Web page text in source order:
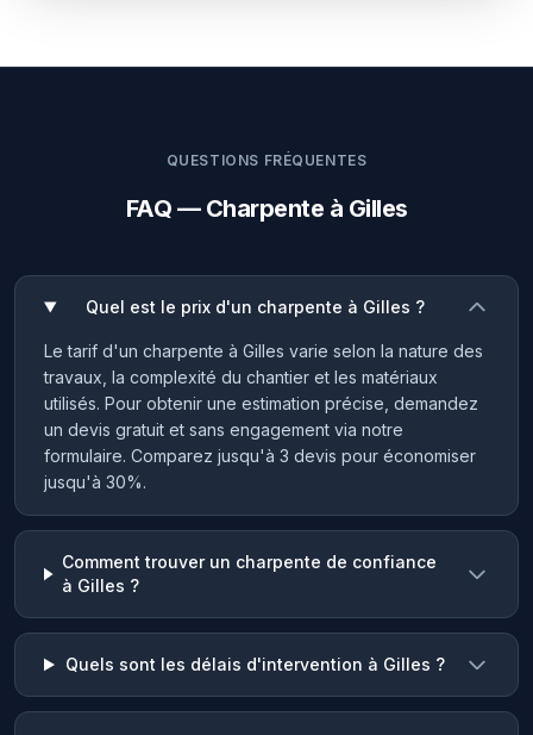
QUESTIONS FRÉQUENTES
FAQ — Charpente à Gilles
Quel est le prix d'un charpente à Gilles ?
Le tarif d'un charpente à Gilles varie selon la nature des
travaux, la complexité du chantier et les matériaux
utilisés. Pour obtenir une estimation précise, demandez
un devis gratuit et sans engagement via notre
formulaire. Comparez jusqu'à 3 devis pour économiser
jusqu'à 30%.
Comment trouver un charpente de confiance
à Gilles ?
Quels sont les délais d'intervention à Gilles ?